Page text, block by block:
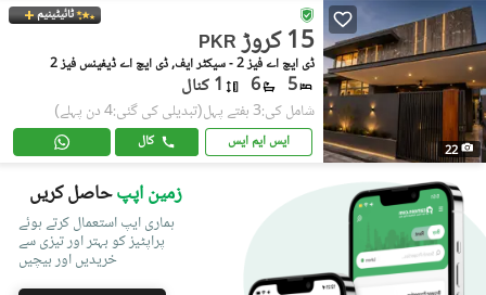
22
ٹائیٹینیم
PKR 15 کروڑ
ڈی ایچ اے فیز 2 - سیکٹر ایف, ڈی ایچ اے ڈیفینس فیز 2
5
6 1 کنال
شامل کی:3 ہفتے پہل (تبدیلی کی گئی:4 دن پہلے)
ایس ایم ایس کال
زمین اپپحاصل کریں
ہماری ایپ استعمال کرتے ہوئے
پراپٹیز کو بہتر اور تیزی سے
خریدیں اور بیچیں